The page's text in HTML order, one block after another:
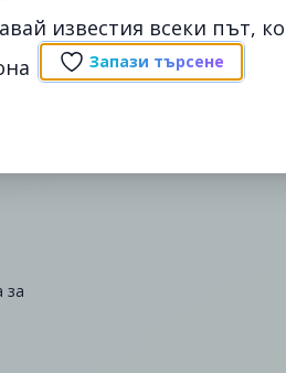
за
известия всеки път,
Запази търсене